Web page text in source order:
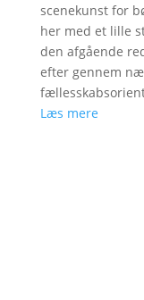
scenekunst for
her med et lille
den afgående
efter gennem
Læs mere